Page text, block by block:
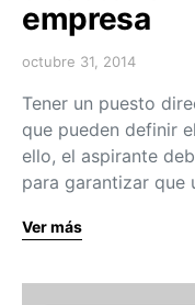
empresa
octubre 31, 2014
Tener un puesto
que pueden definir
ello, el aspirante
para garantizar que
Ver más